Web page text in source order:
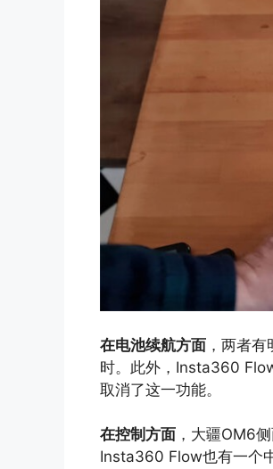
在电池续航方面 ，两者
时。此外，Insta360
取消了这一功能。
在控制方面 ，大疆OM6
Insta360 Flow也有一个